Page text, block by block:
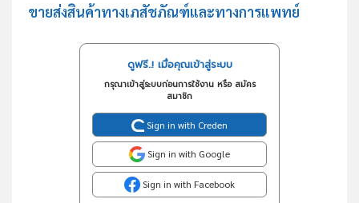
ขายส่งสินค้าทางเภสัชภัณฑ์และทางการแพทย์
ดูฟรี..! เมื่อคุณเข้าสู่ระบบ
กรุณาเข้าสู่ระบบก่อนการใช้งาน หรือ สมัคร
สมาชิก
Sign in with Creden
Sign in with Google
Sign in with Facebook